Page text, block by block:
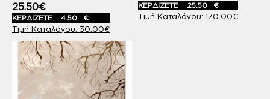
30.00€
25.50€
ΚΕΡΔΙΖΕΤΕ 4.50 € 170.00€
ΚΕΡΔΙΖΕΤΕ 25.50 €